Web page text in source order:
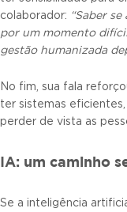
colaborador: “Saber
por um momento
gestão humanizada
No fim, sua fala
ter sistemas
perder de vista as
IA: um caminho
Se a inteligência